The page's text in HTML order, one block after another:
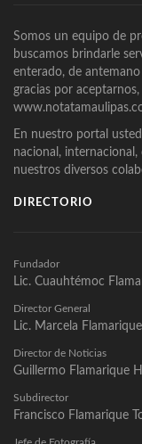
Somos un equipo de
buscamos brindarle
enterado, de
gracias por
En nuestro portal
nacional,
nuestros diversos
DIRECTORIO
Fundador
Lic. Cuauhtémoc
Director General
Lic. Marcela
Director de Noticias
Guillermo Flamarique
Subdirector
Francisco Flamarique